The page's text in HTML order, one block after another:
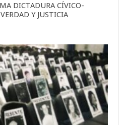
DICTADURA CÍVICO-
Y JUSTICIA